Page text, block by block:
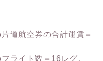
道航空券の合計運賃＝
ライト数＝16レグ。